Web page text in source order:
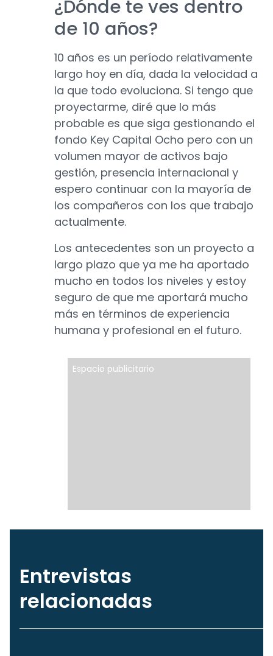
¿Dónde te ves dentro
de 10 años?
10 años es un período relativamente
largo hoy en día, dada la velocidad a
la que todo evoluciona. Si tengo que
proyectarme, diré que lo más
probable es que siga gestionando el
fondo Key Capital Ocho pero con un
volumen mayor de activos bajo
gestión, presencia internacional y
espero continuar con la mayoría de
los compañeros con los que trabajo
actualmente.
Los antecedentes son un proyecto a
largo plazo que ya me ha aportado
mucho en todos los niveles y estoy
seguro de que me aportará mucho
más en términos de experiencia
humana y profesional en el futuro.
Espacio publicitario
Entrevistas
relacionadas